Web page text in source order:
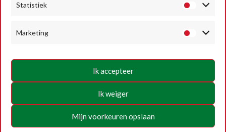
Statistiek
Marketing
Ik accepteer
Ik weiger
Mijn voorkeuren opslaan
© COPYRIGHT METTET-XP.BE - 2026 | POWERED BYINSIDE WEB